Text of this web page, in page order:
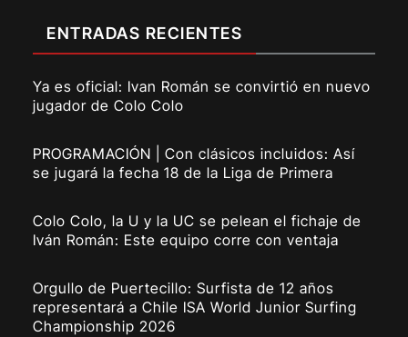
ENTRADAS RECIENTES
Ya es oficial: Ivan Román se convirtió en nuevo
jugador de Colo Colo
PROGRAMACIÓN | Con clásicos incluidos: Así
se jugará la fecha 18 de la Liga de Primera
Colo Colo, la U y la UC se pelean el fichaje de
Iván Román: Este equipo corre con ventaja
Orgullo de Puertecillo: Surfista de 12 años
representará a Chile ISA World Junior Surfing
Championship 2026